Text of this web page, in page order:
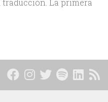
La primera